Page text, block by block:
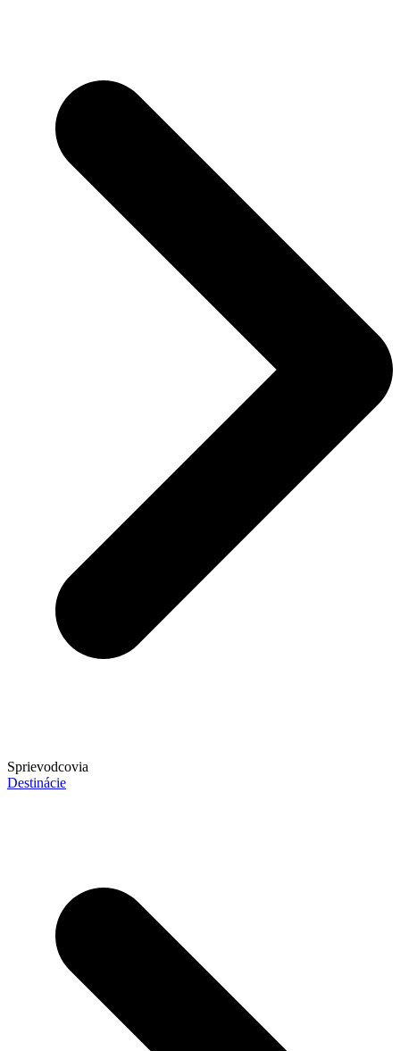
Sprievodcovia
Destinácie